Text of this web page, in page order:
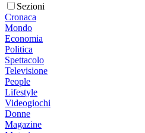
Sezioni
Cronaca
Mondo
Economia
Politica
Spettacolo
Televisione
People
Lifestyle
Videogiochi
Donne
Magazine